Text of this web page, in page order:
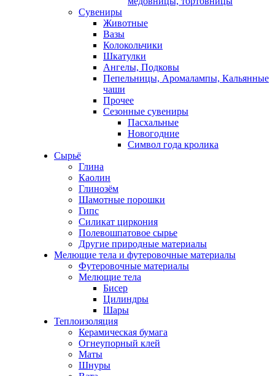
Сувениры
Животные
Вазы
Колокольчики
Шкатулки
Ангелы, Подковы
Пепельницы, Аромалампы, Кальянные
чаши
Прочее
Сезонные сувениры
Пасхальные
Новогодние
Символ года кролика
Сырьё
Глина
Каолин
Глинозём
Шамотные порошки
Гипс
Силикат циркония
Полевошпатовое сырье
Другие природные материалы
Мелющие тела и футеровочные материалы
Футеровочные материалы
Мелющие тела
Бисер
Цилиндры
Шары
Теплоизоляция
Керамическая бумага
Огнеупорный клей
Маты
Шнуры